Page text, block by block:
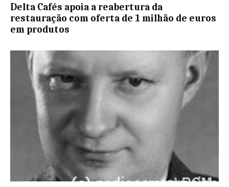
Delta Cafés apoia a reabertura da
restauração com oferta de 1 milhão de euros
em produtos